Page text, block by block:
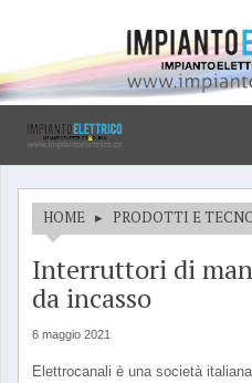
HOME ▸ PRODOTTI E
Interruttori di
da incasso
6 maggio 2021
Elettrocanali è una società